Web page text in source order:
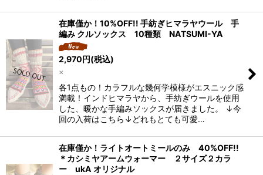
在庫僅か！10%OFF!! 手紡ぎヒマラヤウール 手
編み クルソックス 10種類 NATSUMI-YA
2,970円(税込)
×
各1点もの！カラフルな幾何学模様がエスニック感
満載！インドヒマラヤから、手紡ぎウールを使用
した、暖かな手編みソックスが届きました。 ↓今
回の入荷はこちら↓どれもとても可愛…
在庫僅か！ライトオートミールのみ 40%OFF!!
＊カシミヤアームウォーマー ２サイズ２カラ
ー ukA オリジナル